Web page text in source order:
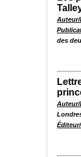
Auteur/
des
Auteur/